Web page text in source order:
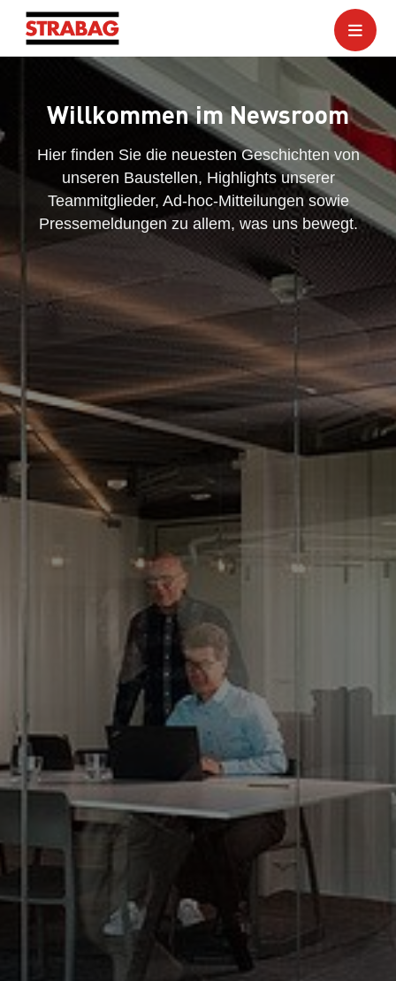
Willkommen im Newsroom
Hier finden Sie die neuesten Geschichten von
unseren Baustellen, Highlights unserer
Teammitglieder, Ad-hoc-Mitteilungen sowie
Pressemeldungen zu allem, was uns bewegt.